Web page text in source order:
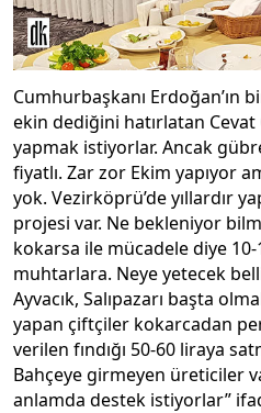
Cumhurbaşkanı Erdoğan’ın
ekin dediğini hatırlatan Cevat
yapmak istiyorlar. Ancak
fiyatlı. Zar zor Ekim yapıyor
yok. Vezirköprü’de yıllardır
projesi var. Ne bekleniyor
kokarsa ile mücadele diye
muhtarlara. Neye yetecek
Ayvacık, Salıpazarı başta
yapan çiftçiler kokarcadan
verilen fındığı 50-60 liraya
Bahçeye girmeyen üreticiler
anlamda destek istiyorlar”